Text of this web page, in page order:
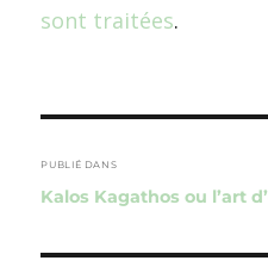
sont traitées.
de
l’article
PUBLIÉ DANS
Kalos Kagathos ou l’art